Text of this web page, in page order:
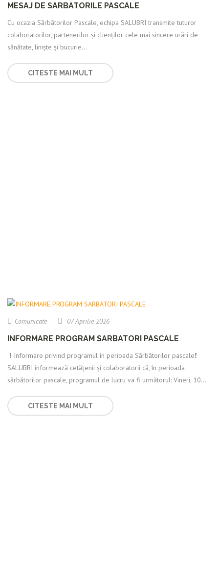
MESAJ DE SARBATORILE PASCALE
Cu ocazia Sărbătorilor Pascale, echipa SALUBRI transmite tuturor
colaboratorilor, partenerilor și clienților cele mai sincere urări de
sănătate, liniște și bucurie...
CITESTE MAI MULT
Comunicate 07 Aprilie 2026
INFORMARE PROGRAM SARBATORI PASCALE
️ ❗️ Informare privind programul în perioada Sărbătorilor pascale❗️
SALUBRI informează cetățenii și colaboratorii că, în perioada
sărbătorilor pascale, programul de lucru va fi următorul: Vineri, 10...
CITESTE MAI MULT